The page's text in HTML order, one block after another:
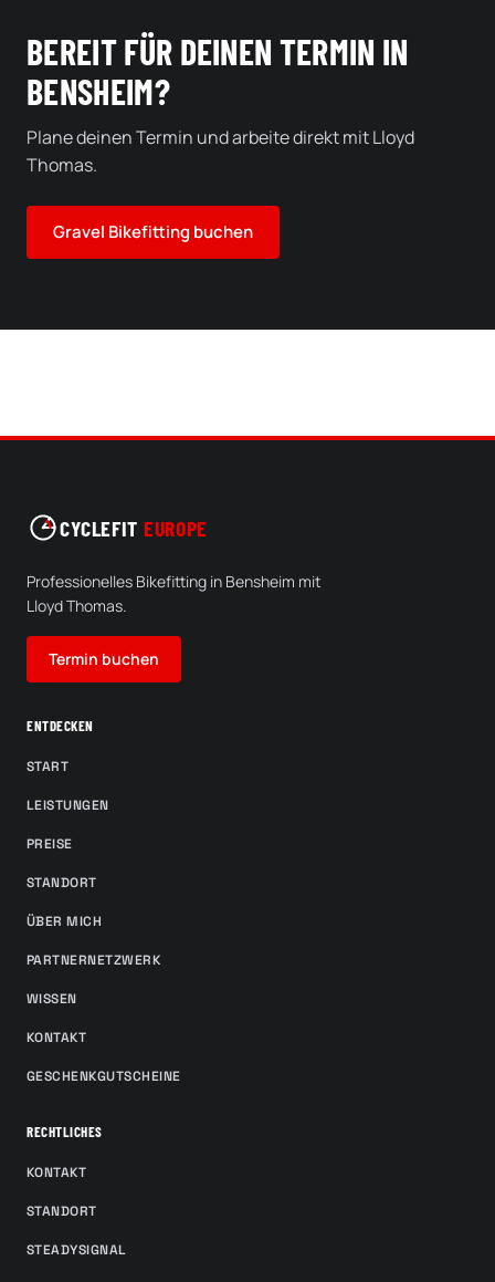
BEREIT FÜR DEINEN TERMIN IN
BENSHEIM?
Plane deinen Termin und arbeite direkt mit Lloyd
Thomas.
Gravel Bikefitting buchen
CYCLEFIT EUROPE
Professionelles Bikefitting in Bensheim mit
Lloyd Thomas.
Termin buchen
ENTDECKEN
START
LEISTUNGEN
PREISE
STANDORT
ÜBER MICH
PARTNERNETZWERK
WISSEN
KONTAKT
GESCHENKGUTSCHEINE
RECHTLICHES
KONTAKT
STANDORT
STEADYSIGNAL